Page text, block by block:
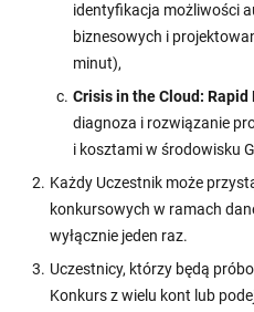
identyfikacja możliwości
biznesowych i
minut),
Crisis in the Cloud:
diagnoza i rozwiązanie
i kosztami w środowisku
Każdy Uczestnik może
konkursowych w ramach
wyłącznie jeden raz.
Uczestnicy, którzy będą
Konkurs z wielu kont lub